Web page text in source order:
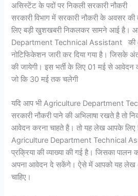
असिस्टेंट के पदों पर निकली सरकारी नौकरी
सरकारी विभाग में सरकारी नौकरी के अवसर की
लिए बड़ी खुशखबरी निकलकर सामने आई है।
Department Technical Assistant की
नोटिफिकेशन जारी कर दिया गया है। जिसके
की जायेगी। इस भर्ती के लिए 01 मई से आवेदन
जो कि 30 मई तक चलेगी
यदि आप भी Agriculture Department
सरकारी नौकरी पाने की अभिलाषा रखते है तो
आवेदन करना चाहते है। तो यह लेख आपके लिए है
Agriculture Department Technical
प्रक्रिया की व्याख्या की गई है। जिसका
अपना आवेदन दे सकेंगे। ऐसे में आपको यह लेख
चाहिए।